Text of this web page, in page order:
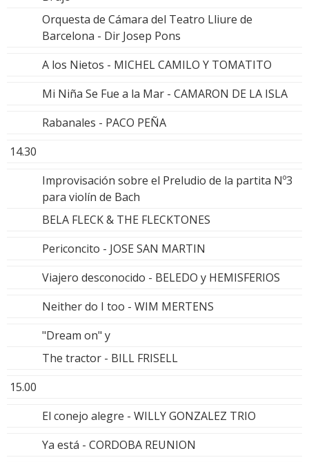
Orquesta de Cámara del Teatro Lliure de
Barcelona - Dir Josep Pons
A los Nietos - MICHEL CAMILO Y TOMATITO
Mi Niña Se Fue a la Mar - CAMARON DE LA ISLA
Rabanales - PACO PEÑA
14.30
Improvisación sobre el Preludio de la partita Nº3
para violín de Bach
BELA FLECK & THE FLECKTONES
Periconcito - JOSE SAN MARTIN
Viajero desconocido - BELEDO y HEMISFERIOS
Neither do I too - WIM MERTENS
"Dream on" y
The tractor - BILL FRISELL
15.00
El conejo alegre - WILLY GONZALEZ TRIO
Ya está - CORDOBA REUNION